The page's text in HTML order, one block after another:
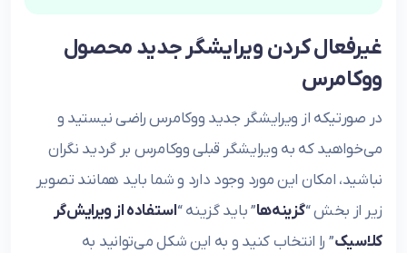
غیرفعال کردن ویرایشگر جدید محصول
ووکامرس
در صورتیکه از ویرایشگر جدید ووکامرس راضی نیستید و
می‌خواهید که به ویرایشگر قبلی ووکامرس بر گردید نگران
نباشید، امکان این مورد وجود دارد و شما باید همانند تصویر
زیر از بخش “گزینه‌ها” باید گزینه “استفاده از ویرایش‌گر
کلاسیک” را انتخاب کنید و به این شکل می‌توانید به